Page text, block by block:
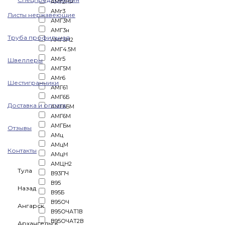
Листы нержавеющие
Труба профильная
Швеллеры
Шестигранники
Доставка и оплата
Отзывы
Контакты
Тула
Назад
Ангарск
Архангельск
АМг2НР
АМг3
АМГ3М
АМГ3н
АМГ3Н2
АМГ4.5М
АМг5
АМГ5М
АМг6
АМГ61
АМГ6Б
АМГ6БМ
АМГ6М
АМГБм
АМц
АМцМ
АМцН
АМЦН2
В93ПЧ
В95
В95Б
В95ОЧ
В95ОЧАТ1В
В95ОЧАТ2В